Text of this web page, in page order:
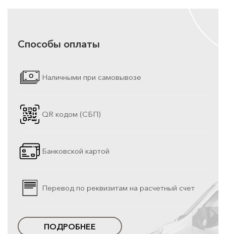
Способы оплаты
Наличными при самовывозе
QR кодом (СБП)
Банковской картой
Перевод по реквизитам на расчетный счет
ПОДРОБНЕЕ